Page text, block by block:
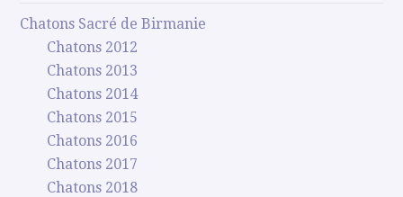
Chatons Sacré de Birmanie
Chatons 2012
Chatons 2013
Chatons 2014
Chatons 2015
Chatons 2016
Chatons 2017
Chatons 2018